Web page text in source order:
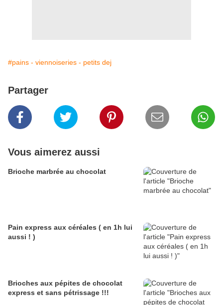
#pains - viennoiseries - petits dej
Partager
Vous aimerez aussi
Brioche marbrée au chocolat
Pain express aux céréales ( en 1h lui
aussi ! )
Brioches aux pépites de chocolat
express et sans pétrissage !!!